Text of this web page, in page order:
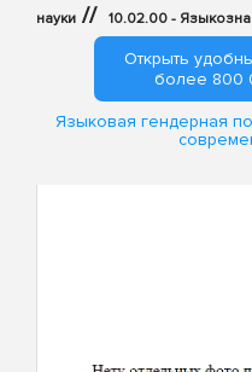
науки // 10.02.00 -
Открыть
более 800
Языковая гендерная